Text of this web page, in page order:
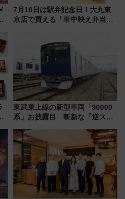
7月16日は駅弁記念日！大丸東
京店で買える「車中映え弁当」
東武東上線の新型車両「90000
系」お披露目 斬新な「逆スラ
放的な車内空間に注目、デビュ
ーは9月